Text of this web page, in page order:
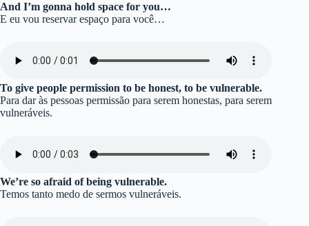
And I’m gonna hold space for you…
E eu vou reservar espaço para você…
To give people permission to be honest, to be vulnerable.
Para dar às pessoas permissão para serem honestas, para serem
vulneráveis.
We’re so afraid of being vulnerable.
Temos tanto medo de sermos vulneráveis.